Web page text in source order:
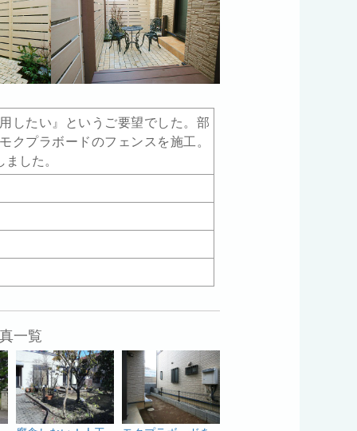
したい』というご要望でした。部
クプラボードのフェンスを施工。
した。
一覧